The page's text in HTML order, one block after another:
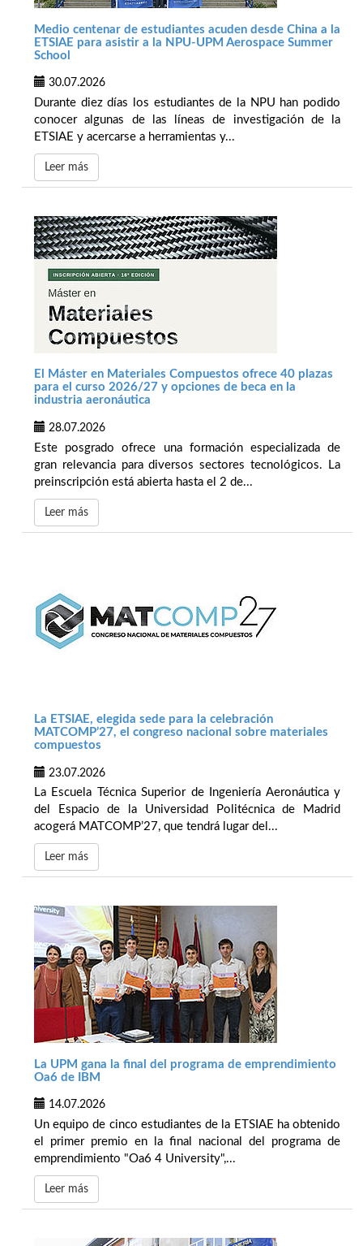
Medio centenar de estudiantes acuden desde China a la
ETSIAE para asistir a la NPU-UPM Aerospace Summer
School
30.07.2026
Durante diez días los estudiantes de la NPU han podido
conocer algunas de las líneas de investigación de la
ETSIAE y acercarse a herramientas y...
Leer más
El Máster en Materiales Compuestos ofrece 40 plazas
para el curso 2026/27 y opciones de beca en la
industria aeronáutica
28.07.2026
Este posgrado ofrece una formación especializada de
gran relevancia para diversos sectores tecnológicos. La
preinscripción está abierta hasta el 2 de...
Leer más
La ETSIAE, elegida sede para la celebración
MATCOMP’27, el congreso nacional sobre materiales
compuestos
23.07.2026
La Escuela Técnica Superior de Ingeniería Aeronáutica y
del Espacio de la Universidad Politécnica de Madrid
acogerá MATCOMP’27, que tendrá lugar del...
Leer más
La UPM gana la final del programa de emprendimiento
Oa6 de IBM
14.07.2026
Un equipo de cinco estudiantes de la ETSIAE ha obtenido
el primer premio en la final nacional del programa de
emprendimiento "Oa6 4 University",...
Leer más